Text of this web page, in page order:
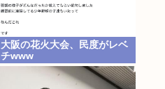
大阪の花火大会、民度がレベ
チwww